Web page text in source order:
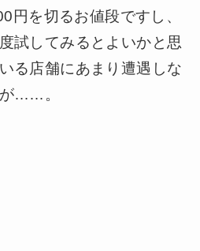
円を切るお値段ですし、
試してみるとよいかと思
る店舗にあまり遭遇しな
……。